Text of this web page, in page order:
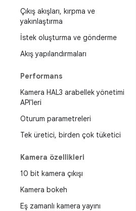
Çıkış akışları, kırpma ve
yakınlaştırma
İstek oluşturma ve gönderme
Akış yapılandırmaları
Performans
Kamera HAL3 arabellek yönetimi
API'leri
Oturum parametreleri
Tek üretici, birden çok tüketici
Kamera özellikleri
10 bit kamera çıkışı
Kamera bokeh
Eş zamanlı kamera yayını